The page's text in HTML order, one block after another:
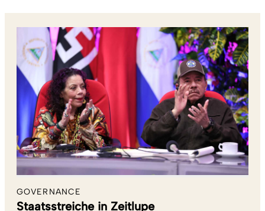
GOVERNANCE
Staatsstreiche in Zeitlupe